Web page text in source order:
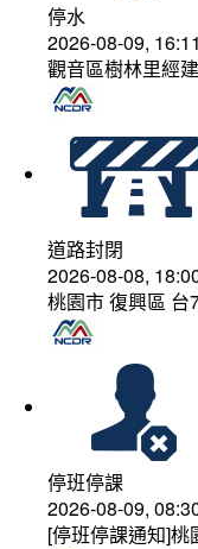
停水
2026-08-09,
觀音區樹林里經
道路封閉
2026-08-08,
桃園市 復興區
停班停課
2026-08-09,
[停班停課通知]